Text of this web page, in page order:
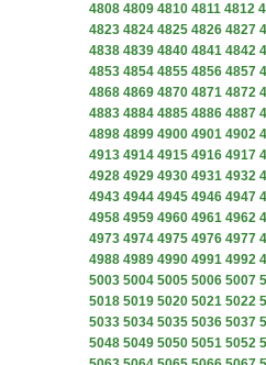
4808 4809 4810 4811 4812
4823 4824 4825 4826 4827
4838 4839 4840 4841 4842
4853 4854 4855 4856 4857
4868 4869 4870 4871 4872
4883 4884 4885 4886 4887
4898 4899 4900 4901 4902
4913 4914 4915 4916 4917
4928 4929 4930 4931 4932
4943 4944 4945 4946 4947
4958 4959 4960 4961 4962
4973 4974 4975 4976 4977
4988 4989 4990 4991 4992
5003 5004 5005 5006 5007
5018 5019 5020 5021 5022
5033 5034 5035 5036 5037
5048 5049 5050 5051 5052